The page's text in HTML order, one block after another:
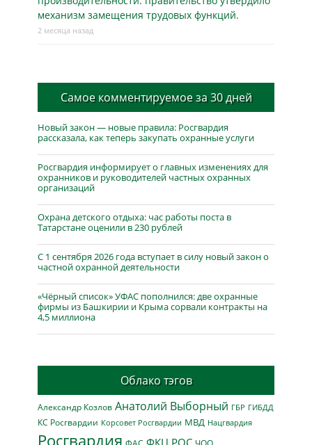
механизм замещения трудовых функций.
2 месяца назад
Самое комментируемое за 30 дней
Новый закон — новые правила: Росгвардия
рассказала, как теперь закупать охранные услуги
Росгвардия информирует о главных изменениях для
охранников и руководителей частных охранных
организаций
Охрана детского отдыха: час работы поста в
Татарстане оценили в 230 рублей
С 1 сентября 2026 года вступает в силу новый закон о
частной охранной деятельности
«Чёрный список» УФАС пополнился: две охранные
фирмы из Башкирии и Крыма сорвали контракты на
4,5 миллиона
Облако тэгов
Александр Козлов Анатолий Выборный ГБР ГИБДД
КС Росгвардии Корсовет Росгвардии МВД Нацгвардия
Росгвардия ФАС ФКЦ РОС